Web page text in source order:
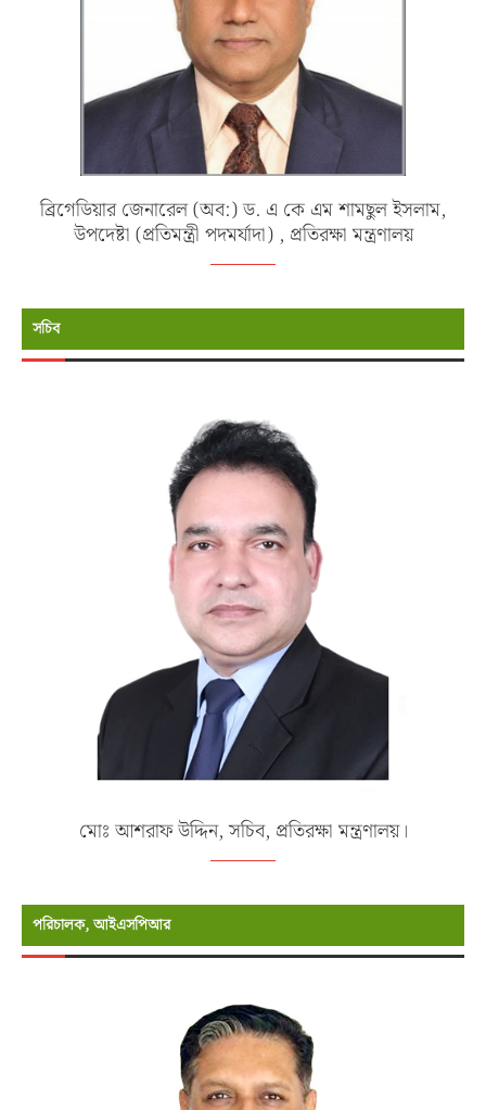
ব্রিগেডিয়ার জেনারেল (অব:) ড. এ কে এম শামছুল ইসলাম,
উপদেষ্টা (প্রতিমন্ত্রী পদমর্যাদা) , প্রতিরক্ষা মন্ত্রণালয়
সচিব
মোঃ আশরাফ উদ্দিন, সচিব, প্রতিরক্ষা মন্ত্রণালয়।
পরিচালক, আইএসপিআর